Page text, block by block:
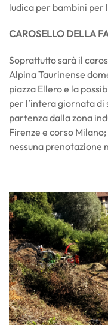
ludica per bambini per
CAROSELLO DELLA
Soprattutto sarà il
Alpina Taurinense
piazza Ellero e la
per l’intera giornata di
partenza dalla zona
Firenze e corso
nessuna prenotazione